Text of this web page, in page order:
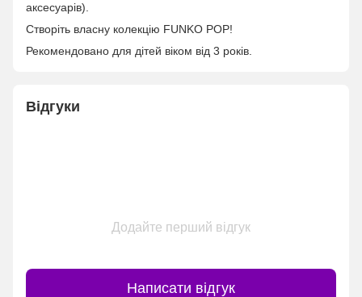
аксесуарів).
Створіть власну колекцію FUNKO POP!
Рекомендовано для дітей віком від 3 років.
Відгуки
Додайте перший відгук
Написати відгук